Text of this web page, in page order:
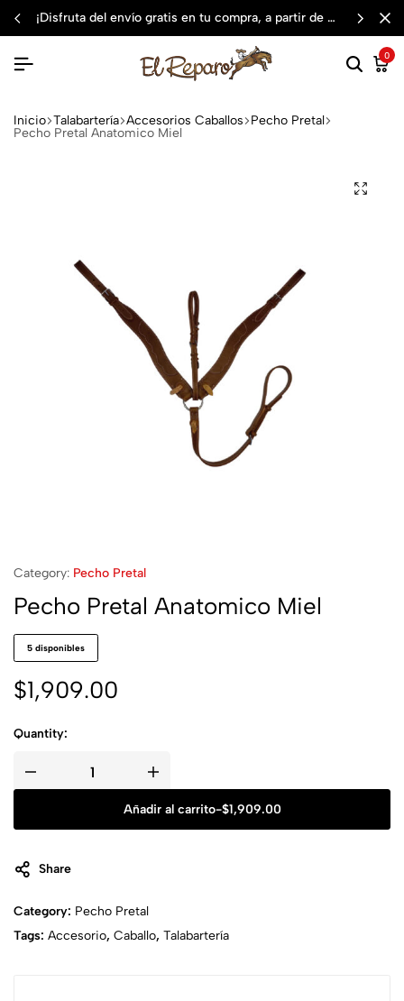
¡disfruta del envío gratis en tu compra, a partir de $3,000 mxn
0
Inicio Talabartería Accesorios Caballos Pecho Pretal
Pecho Pretal Anatomico Miel
Category: Pecho Pretal
Pecho Pretal Anatomico Miel
5 disponibles
$1,909.00
Quantity:
Añadir al carrito-$1,909.00
Share
Category: Pecho Pretal
Tags: Accesorio, Caballo, Talabartería